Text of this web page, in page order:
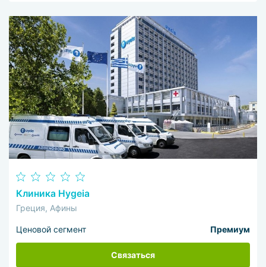
Клиника Hygeia
Греция, Афины
Ценовой сегмент Премиум
Связаться